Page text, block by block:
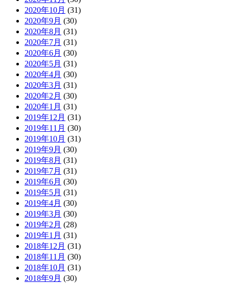
2020年10月 (31)
2020年9月 (30)
2020年8月 (31)
2020年7月 (31)
2020年6月 (30)
2020年5月 (31)
2020年4月 (30)
2020年3月 (31)
2020年2月 (30)
2020年1月 (31)
2019年12月 (31)
2019年11月 (30)
2019年10月 (31)
2019年9月 (30)
2019年8月 (31)
2019年7月 (31)
2019年6月 (30)
2019年5月 (31)
2019年4月 (30)
2019年3月 (30)
2019年2月 (28)
2019年1月 (31)
2018年12月 (31)
2018年11月 (30)
2018年10月 (31)
2018年9月 (30)